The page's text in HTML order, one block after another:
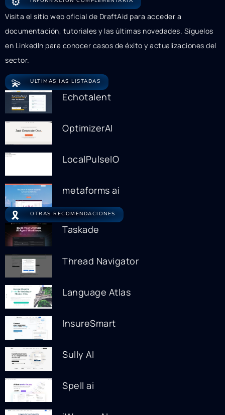
Visita el sitio web oficial de DraftAid para acceder a
documentación, tutoriales y las últimas novedades. Síguelos
en LinkedIn para conocer casos de éxito y actualizaciones del
sector.
💫 ULTIMAS IAS LISTADAS
Echotalent
OptimizerAI
LocalPulseIO
metaforms ai
🎗️ OTRAS RECOMENDACIONES
Taskade
Thread Navigator
Language Atlas
InsureSmart
Sully AI
Spell ai